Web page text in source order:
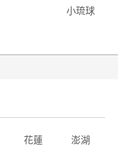
小琉球
花蓮 澎湖